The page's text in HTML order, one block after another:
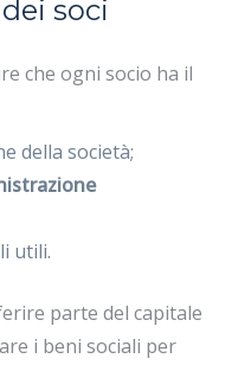
soci
che ogni socio ha il
della società;
utili.
parte del capitale
i beni sociali per